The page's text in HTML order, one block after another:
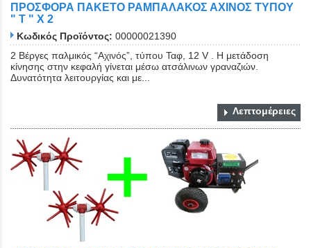
ΠΡΟΣΦΟΡΑ ΠΑΚΕΤΟ ΡΑΜΠΑΛΑΚΟΣ ΑΧΙΝΟΣ ΤΥΠΟΥ
" Τ " X 2
Κωδικός Προϊόντος: 00000021390
2 Βέργες παλμικός “Αχινός”, τύπου Ταφ, 12 V . Η μετάδοση
κίνησης στην κεφαλή γίνεται μέσω ατσάλινων γραναζιών.
Δυνατότητα λειτουργίας και με...
Λεπτομέρειες